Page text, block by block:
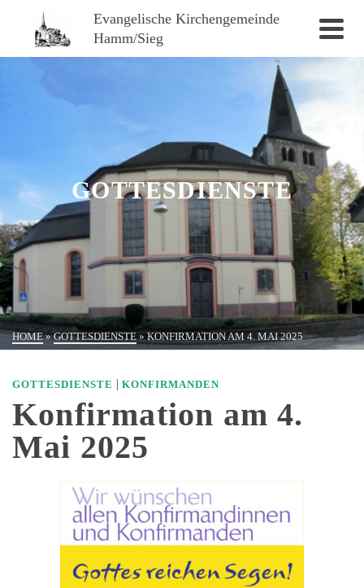
Evangelische Kirchengemeinde
Hamm/Sieg
GOTTESDIENSTE
HOME » GOTTESDIENSTE » KONFIRMATION AM 4. MAI 2025
GOTTESDIENSTE | KONFIRMANDEN
Konfirmation am 4.
Mai 2025